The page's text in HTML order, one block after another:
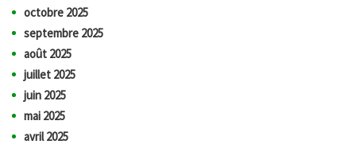
octobre 2025
septembre 2025
août 2025
juillet 2025
juin 2025
mai 2025
avril 2025